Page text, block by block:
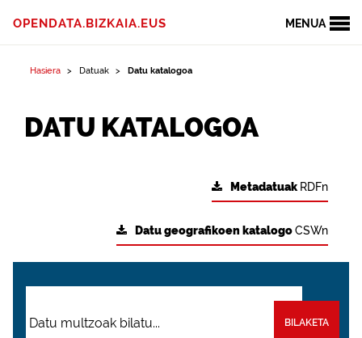
MENUA
OPENDATA.BIZKAIA.EUS
Hasiera Datuak Datu katalogoa
DATU KATALOGOA
Metadatuak RDFn
Datu geografikoen katalogoCSWn
BILAKETA